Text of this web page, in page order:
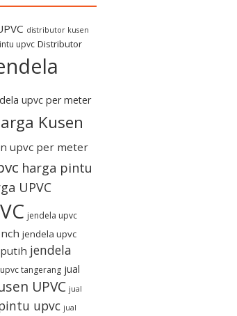
distributor kusen
upvc Distributor
upvc per meter
Kusen
upvc per meter
harga pintu
UPVC
jendela upvc
jendela upvc
jendela
tangerang jual
UPVC jual
upvc jual